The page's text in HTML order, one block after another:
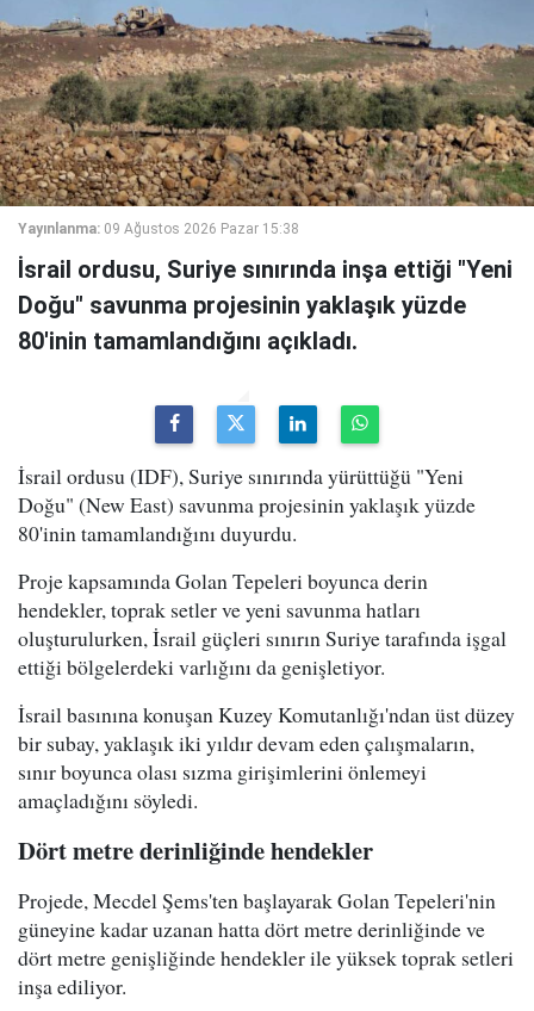
Yayınlanma: 09 Ağustos 2026 Pazar 15:38
İsrail ordusu, Suriye sınırında inşa ettiği "Yeni
Doğu" savunma projesinin yaklaşık yüzde
80'inin tamamlandığını açıkladı.
İsrail ordusu (IDF), Suriye sınırında yürüttüğü "Yeni
Doğu" (New East) savunma projesinin yaklaşık yüzde
80'inin tamamlandığını duyurdu.
Proje kapsamında Golan Tepeleri boyunca derin
hendekler, toprak setler ve yeni savunma hatları
oluşturulurken, İsrail güçleri sınırın Suriye tarafında işgal
ettiği bölgelerdeki varlığını da genişletiyor.
İsrail basınına konuşan Kuzey Komutanlığı'ndan üst düzey
bir subay, yaklaşık iki yıldır devam eden çalışmaların,
sınır boyunca olası sızma girişimlerini önlemeyi
amaçladığını söyledi.
Dört metre derinliğinde hendekler
Projede, Mecdel Şems'ten başlayarak Golan Tepeleri'nin
güneyine kadar uzanan hatta dört metre derinliğinde ve
dört metre genişliğinde hendekler ile yüksek toprak setleri
inşa ediliyor.